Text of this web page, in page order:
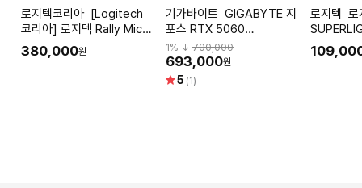
로지텍코리아 [Logitech
코리아] 로지텍 Rally Mic
Pod Hub 국내정품
380,000원
기가바이트 GIGABYTE 지
포스 RTX 5060
WINDFORCE MAX OC
D7 8GB 제이씨현_VGA
1% ↓700,000
693,000원
별5 (1)
로지텍 로지텍 G304 X
게이밍 마